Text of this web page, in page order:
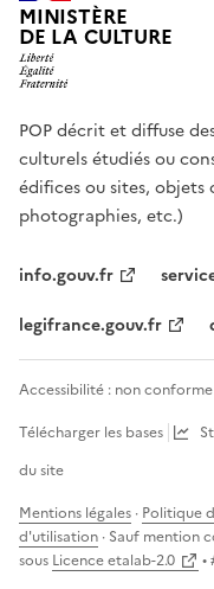
MINISTÈRE
DE LA CULTURE
POP décrit et diffuse
culturels étudiés ou
édifices ou sites, objets
photographies, etc.)
info.gouv.fr
legifrance.gouv.fr
Accessibilité : non conforme
Télécharger les bases
du site
Mentions légales · Politique
d'utilisation · Sauf mention
sous Licence etalab-2.0 •